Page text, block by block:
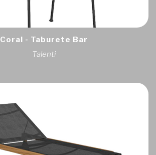
Coral - Taburete Bar
Talenti